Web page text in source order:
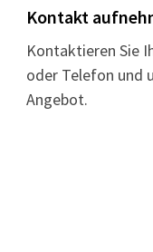
Kontakt
Kontaktieren Sie
oder Telefon und
Angebot.